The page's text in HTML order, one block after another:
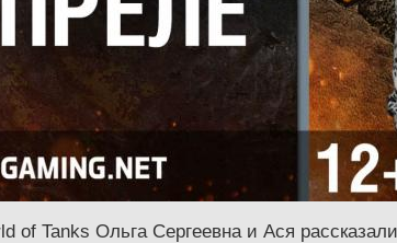
of Tanks Ольга Сергеевна и Ася